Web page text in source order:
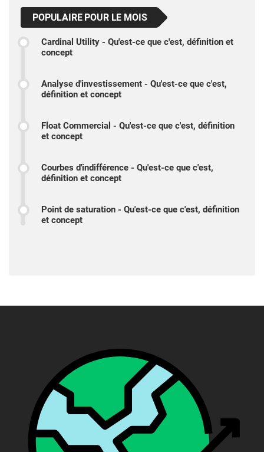
POPULAIRE POUR LE MOIS
Cardinal Utility - Qu'est-ce que c'est, définition et
concept
Analyse d'investissement - Qu'est-ce que c'est,
définition et concept
Float Commercial - Qu'est-ce que c'est, définition
et concept
Courbes d'indifférence - Qu'est-ce que c'est,
définition et concept
Point de saturation - Qu'est-ce que c'est, définition
et concept